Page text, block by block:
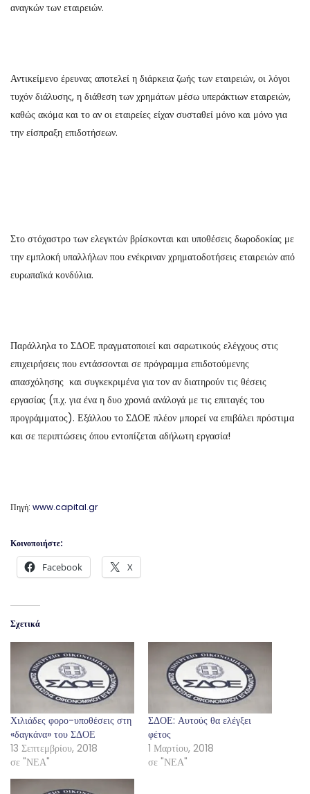
αναγκών των εταιρειών.
Αντικείμενο έρευνας αποτελεί η διάρκεια ζωής των εταιρειών, οι λόγοι
τυχόν διάλυσης, η διάθεση των χρημάτων μέσω υπεράκτιων εταιρειών,
καθώς ακόμα και το αν οι εταιρείες είχαν συσταθεί μόνο και μόνο για
την είσπραξη επιδοτήσεων.
Στο στόχαστρο των ελεγκτών βρίσκονται και υποθέσεις δωροδοκίας με
την εμπλοκή υπαλλήλων που ενέκριναν χρηματοδοτήσεις εταιρειών από
ευρωπαϊκά κονδύλια.
Παράλληλα το ΣΔΟΕ πραγματοποιεί και σαρωτικούς ελέγχους στις
επιχειρήσεις που εντάσσονται σε πρόγραμμα επιδοτούμενης
απασχόλησης και συγκεκριμένα για τον αν διατηρούν τις θέσεις
εργασίας (π.χ. για ένα η δυο χρονιά ανάλογά με τις επιταγές του
προγράμματος). Εξάλλου το ΣΔΟΕ πλέον μπορεί να επιβάλει πρόστιμα
και σε περιπτώσεις όπου εντοπίζεται αδήλωτη εργασία!
Πηγή: www.capital.gr
Κοινοποιήστε:
Facebook X
Σχετικά
Χιλιάδες φορο-υποθέσεις στη
«δαγκάνα» του ΣΔΟΕ
13 Σεπτεμβρίου, 2018
σε "ΝΕΑ"
ΣΔΟΕ: Αυτούς θα ελέγξει
φέτος
1 Μαρτίου, 2018
σε "ΝΕΑ"